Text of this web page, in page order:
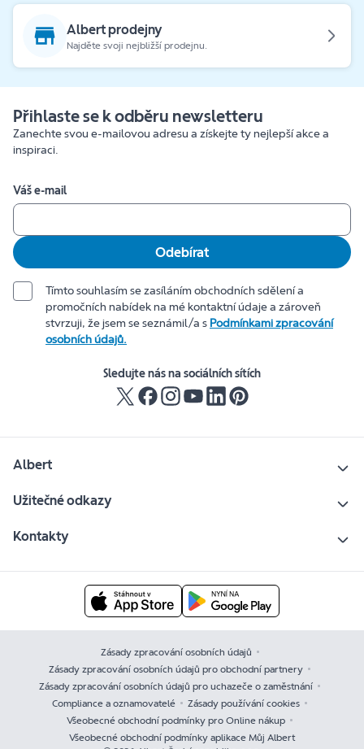
Albert prodejny
Najděte svoji nejbližší prodejnu.
Přihlaste se k odběru newsletteru
Zanechte svou e-mailovou adresu a získejte ty nejlepší akce a
inspiraci.
Váš e-mail
Odebírat
Tímto souhlasím se zasíláním obchodních sdělení a
promočních nabídek na mé kontaktní údaje a zároveň
stvrzuji, že jsem se seznámil/a s Podmínkami zpracování
osobních údajů.
Sledujte nás na sociálních sítích
Albert
Užitečné odkazy
Kontakty
Zásady zpracování osobních údajů
Zásady zpracování osobních údajů pro obchodní partnery
Zásady zpracování osobních údajů pro uchazeče o zaměstnání
Compliance a oznamovatelé
Zásady používání cookies
Všeobecné obchodní podmínky pro Online nákup
Všeobecné obchodní podmínky aplikace Můj Albert